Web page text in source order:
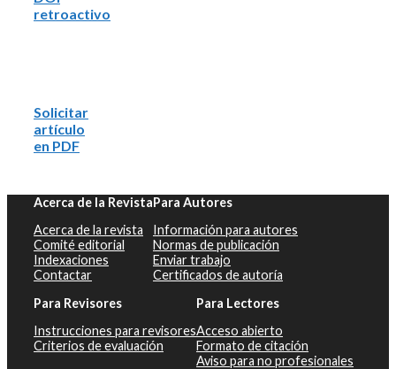
retroactivo
Solicitar
artículo
en PDF
Acerca de la Revista
Acerca de la revista
Comité editorial
Indexaciones
Contactar
Para Autores
Información para autores
Normas de publicación
Enviar trabajo
Certificados de autoría
Para Revisores
Instrucciones para revisores
Criterios de evaluación
Para Lectores
Acceso abierto
Formato de citación
Aviso para no profesionales